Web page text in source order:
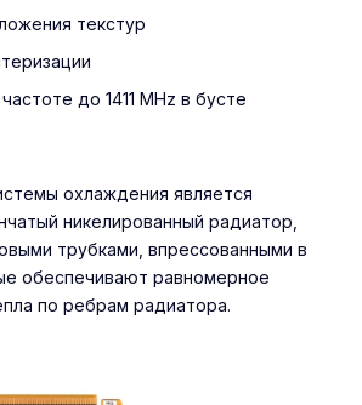
текстур
до 1411 MHz в бусте
охлаждения является
никелированный радиатор,
трубками, впрессованными в
обеспечивают равномерное
по ребрам радиатора.